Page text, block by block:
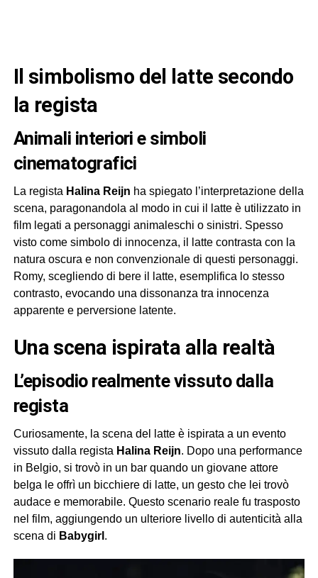
Il simbolismo del latte secondo
la regista
Animali interiori e simboli
cinematografici
La regista Halina Reijn ha spiegato l’interpretazione della
scena, paragonandola al modo in cui il latte è utilizzato in
film legati a personaggi animaleschi o sinistri. Spesso
visto come simbolo di innocenza, il latte contrasta con la
natura oscura e non convenzionale di questi personaggi.
Romy, scegliendo di bere il latte, esemplifica lo stesso
contrasto, evocando una dissonanza tra innocenza
apparente e perversione latente.
Una scena ispirata alla realtà
L’episodio realmente vissuto dalla
regista
Curiosamente, la scena del latte è ispirata a un evento
vissuto dalla regista Halina Reijn. Dopo una performance
in Belgio, si trovò in un bar quando un giovane attore
belga le offrì un bicchiere di latte, un gesto che lei trovò
audace e memorabile. Questo scenario reale fu trasposto
nel film, aggiungendo un ulteriore livello di autenticità alla
scena di Babygirl .